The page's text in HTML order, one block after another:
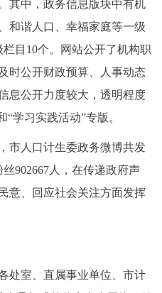
其中，政务信息版块中有机
和谐人口、幸福家庭等一级
目10个。网站公开了机构职
时公开财政预算、人事动态
息公开力度较大，透明程度
“学习实践活动”专版。
人口计生委政务微博共发
902667人，在传递政府声
意、回应社会关注方面发挥
室、直属事业单位、市计